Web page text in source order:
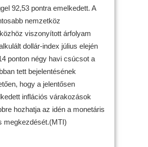
92,53 pontra emelkedett. A
nemzetköz
viszonyított árfolyam
dollár-index július elején
ponton négy havi csúcsot a
tett bejelentésének
hogy a jelentősen
inflációs várakozások
hozhatja az idén a monetáris
megkezdését.(MTI)